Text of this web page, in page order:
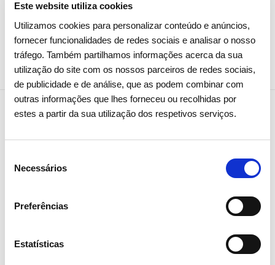
Este website utiliza cookies
Utilizamos cookies para personalizar conteúdo e anúncios,
fornecer funcionalidades de redes sociais e analisar o nosso
tráfego. Também partilhamos informações acerca da sua
utilização do site com os nossos parceiros de redes sociais,
de publicidade e de análise, que as podem combinar com
outras informações que lhes forneceu ou recolhidas por
estes a partir da sua utilização dos respetivos serviços.
Necessários
Preferências
Estatísticas
Partilhar notícia
NEWSLETTER
Receba todos os detalhes da
tendências e notícias que
com toda a energia